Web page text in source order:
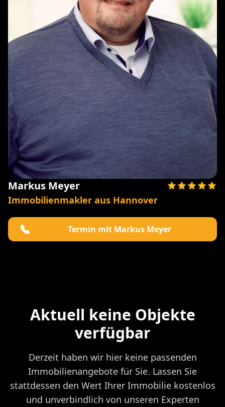
Markus Meyer
Immobilienmakler aus Hannover
Termin mit Markus Meyer
Aktuell keine Objekte
verfügbar
Derzeit haben wir hier keine passenden
Immobilienangebote für Sie. Lassen Sie
stattdessen den Wert Ihrer Immobilie kostenlos
und unverbindlich von unseren Experten